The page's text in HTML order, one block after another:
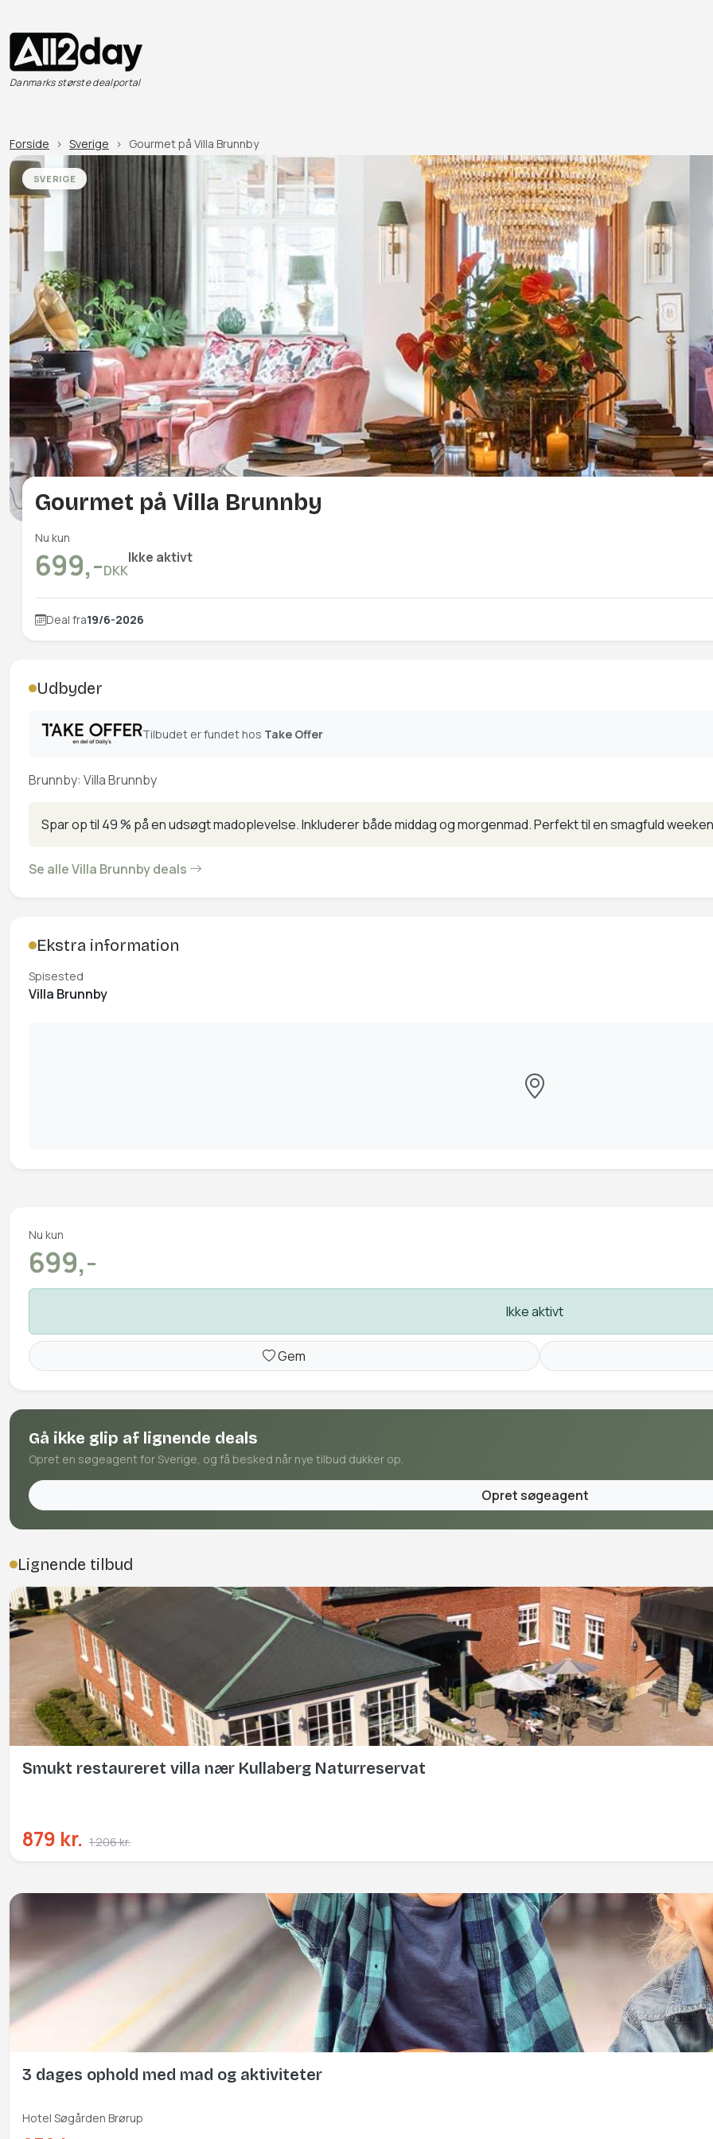
Danmarks største dealportal
Forside Sverige Gourmet på Villa Brunnby
SVERIGE
Gourmet på Villa Brunnby
Nu kun
699,-DKK
Ikke aktivt
Deal fra19/6-2026
Udbyder
Tilbudet er fundet hos Take Offer
Brunnby: Villa Brunnby
Spar op til 49 % på en udsøgt madoplevelse. Inkluderer både middag og morgenmad. Perfekt til en smagfuld
Se alle Villa Brunnby deals
Ekstra information
Spisested
Villa Brunnby
Nu kun
699,-
Ikke aktivt
Gem
Gå ikke glip af lignende deals
Opret en søgeagent for Sverige, og få besked når nye tilbud dukker op.
Opret søgeagent
Lignende tilbud
Smukt restaureret villa nær Kullaberg Naturreservat
879 kr. 1.206 kr.
3 dages ophold med mad og aktiviteter
Hotel Søgården Brørup